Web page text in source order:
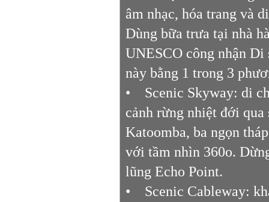
âm nhạc, hóa trang và
Dùng bữa trưa tại nhà
UNESCO công nhận Di
này bằng 1 trong 3
• Scenic Skyway: di
cảnh rừng nhiệt đới
Katoomba, ba ngọn
với tầm nhìn 360o.
lũng Echo Point.
• Scenic Cableway: